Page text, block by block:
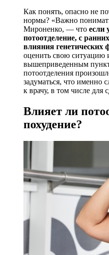
Как понять, опасно не
нормы? «Важно
Мироненко, — что если
потоотделение, с
влияния генетических
оценить свою ситуацию
вышеприведенным
потоотделения
задуматься, что именно
к врачу, в том числе для
Влияет ли
похудение?